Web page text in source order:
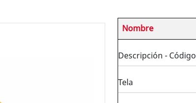
Nombre
Descripción - Código
Tela